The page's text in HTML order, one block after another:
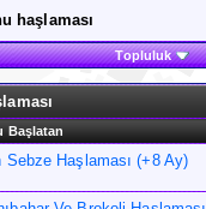
haşlaması
Topluluk
Başlatan
Sebze Haşlaması (+8 Ay)